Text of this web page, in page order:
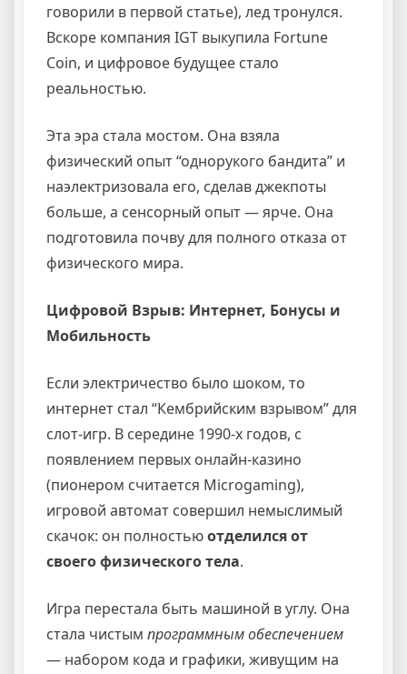
говорили в первой статье), лед тронулся.
Вскоре компания IGT выкупила Fortune
Coin, и цифровое будущее стало
реальностью.
Эта эра стала мостом. Она взяла
физический опыт “однорукого бандита” и
наэлектризовала его, сделав джекпоты
больше, а сенсорный опыт — ярче. Она
подготовила почву для полного отказа от
физического мира.
Цифровой Взрыв: Интернет, Бонусы и
Мобильность
Если электричество было шоком, то
интернет стал “Кембрийским взрывом” для
слот-игр. В середине 1990-х годов, с
появлением первых онлайн-казино
(пионером считается Microgaming),
игровой автомат совершил немыслимый
скачок: он полностьюотделился от
своего физического тела.
Игра перестала быть машиной в углу. Она
стала чистым программным обеспечением
— набором кода и графики, живущим на